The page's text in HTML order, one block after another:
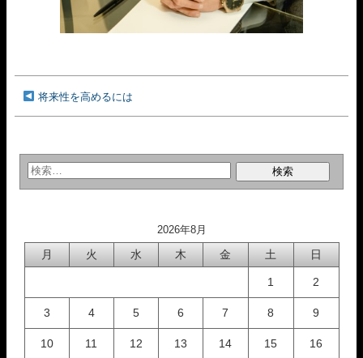
将来性を高めるには
2026年8月
月 火 水 木 金 土 日
1 2
3 4 5 6 7 8 9
10 11 12 13 14 15 16